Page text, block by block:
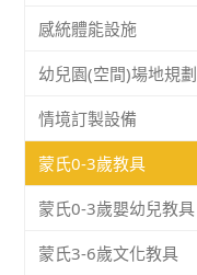
感統體能設施
幼兒園(空間)場地規劃
情境訂製設備
蒙氏0-3歲教具
蒙氏0-3歲嬰幼兒教具
蒙氏3-6歲文化教具